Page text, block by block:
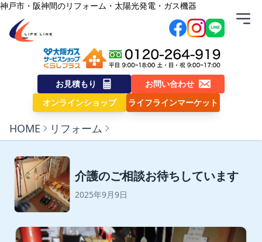
内容をスキップ
神戸市・阪神間のリフォーム・太陽光発電・ガス機器
株式会社ライフライン
お見積もり
お問い合わせ
オンラインショップ
ライフラインマーケット
HOME リフォーム
介護のご相談お待ちしています
2025年9月9日